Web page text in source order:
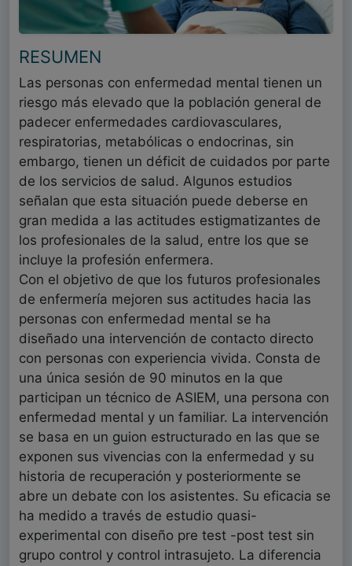
RESUMEN
Las personas con enfermedad mental tienen un
riesgo más elevado que la población general de
padecer enfermedades cardiovasculares,
respiratorias, metabólicas o endocrinas, sin
embargo, tienen un déficit de cuidados por parte
de los servicios de salud. Algunos estudios
señalan que esta situación puede deberse en
gran medida a las actitudes estigmatizantes de
los profesionales de la salud, entre los que se
incluye la profesión enfermera.
Con el objetivo de que los futuros profesionales
de enfermería mejoren sus actitudes hacia las
personas con enfermedad mental se ha
diseñado una intervención de contacto directo
con personas con experiencia vivida. Consta de
una única sesión de 90 minutos en la que
participan un técnico de ASIEM, una persona con
enfermedad mental y un familiar. La intervención
se basa en un guion estructurado en las que se
exponen sus vivencias con la enfermedad y su
historia de recuperación y posteriormente se
abre un debate con los asistentes. Su eficacia se
ha medido a través de estudio quasi-
experimental con diseño pre test -post test sin
grupo control y control intrasujeto. La diferencia